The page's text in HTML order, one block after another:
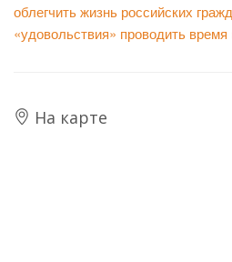
облегчить жизнь российских
«удовольствия» проводить
На карте